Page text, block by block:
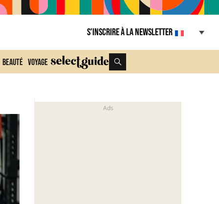
S’inscrire à la Newsletter
Beauté Voyage